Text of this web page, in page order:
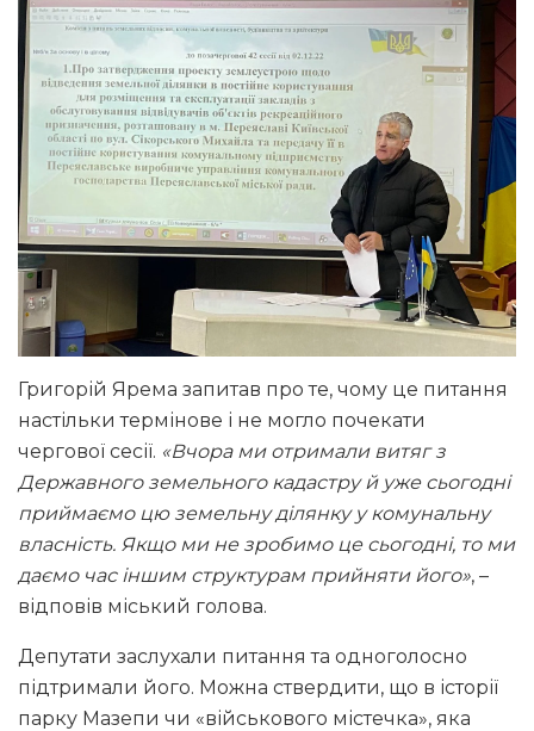
Григорій Ярема запитав про те, чому це питання
настільки термінове і не могло почекати
чергової сесії. «Вчора ми отримали витяг з
Державного земельного кадастру й уже сьогодні
приймаємо цю земельну ділянку у комунальну
власність. Якщо ми не зробимо це сьогодні, то ми
даємо час іншим структурам прийняти його», –
відповів міський голова.
Депутати заслухали питання та одноголосно
підтримали його. Можна ствердити, що в історії
парку Мазепи чи «військового містечка», яка